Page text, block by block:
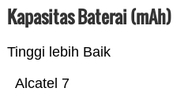
Kapasitas Baterai (mAh)
Tinggi lebih Baik
Alcatel 7